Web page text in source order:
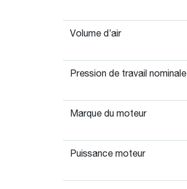
Volume d’air
Pression de travail nominale
Marque du moteur
Puissance moteur